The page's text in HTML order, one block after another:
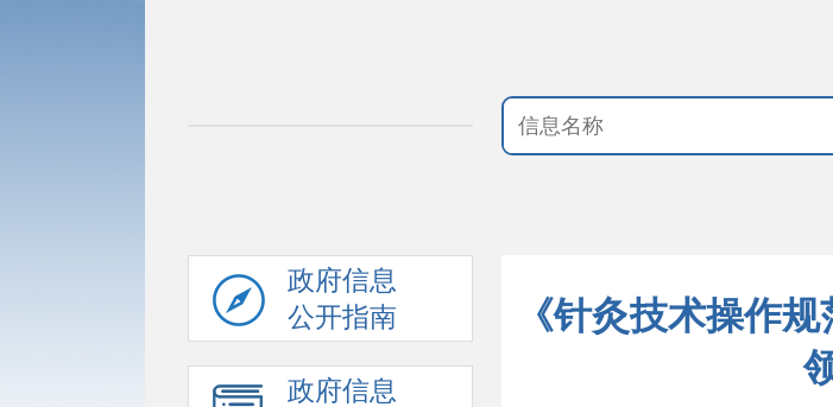
政府信息
公开指南
政府信息
《针灸技术操作